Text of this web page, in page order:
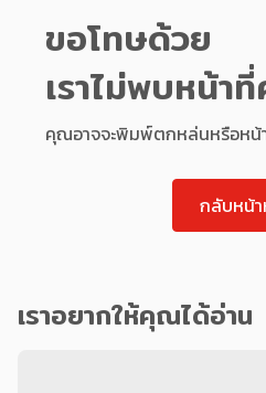
ขอโทษด้วย
เราไม่พบหน้า
คุณอาจจะพิมพ์ตกหล่นหรือหน้
กลับหน้
เราอยากให้คุณได้อ่าน